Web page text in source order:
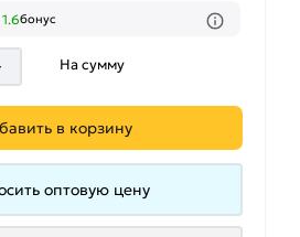
бонус
На сумму
в корзину
оптовую цену